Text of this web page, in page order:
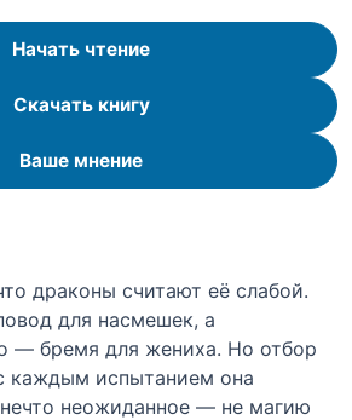
Начать чтение
Скачать книгу
Ваше мнение
драконы считают её слабой.
для насмешек, а
— бремя для жениха. Но отбор
каждым испытанием она
неожиданное — не магию